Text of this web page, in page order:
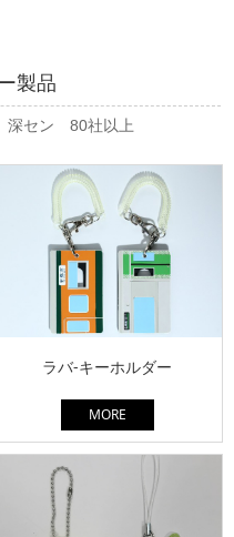
製品
セン 80社以上
ラバ-キーホルダー
MORE